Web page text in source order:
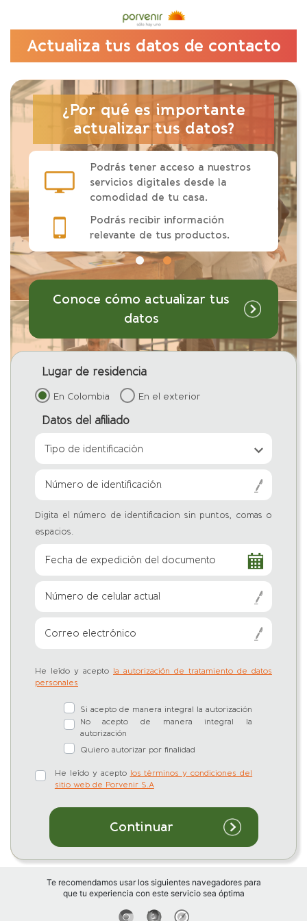
Actualiza tus datos de contacto
¿Por qué es importante
actualizar tus datos?
Podrás tener acceso a nuestros
servicios digitales desde la
comodidad de tu casa.
Podrás recibir información
relevante de tus productos.
Conoce cómo actualizar tus
datos
Lugar de residencia
En Colombia En el exterior
Datos del afiliado
Tipo de identificación
Número de identificación
Digita el número de identificacion sin puntos, comas o
espacios.
Fecha de expedición del documento
Número de celular actual
Correo electrónico
He leído y acepto la autorización de tratamiento de datos
personales
Si acepto de manera integral la autorización
No acepto de manera integral la
autorización
Quiero autorizar por finalidad
He leído y acepto los términos y condiciones del
sitio web de Porvenir S.A
Continuar
Te recomendamos usar los siguientes navegadores para
que tu experiencia con este servicio sea óptima